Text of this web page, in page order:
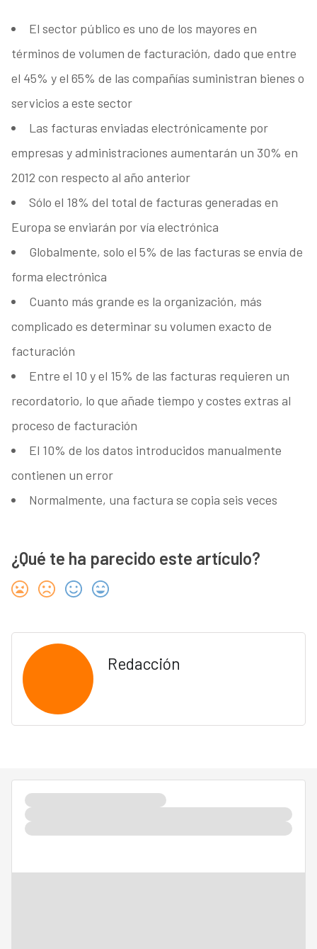
El sector público es uno de los mayores en
términos de volumen de facturación, dado que entre
el 45% y el 65% de las compañías suministran bienes o
servicios a este sector
Las facturas enviadas electrónicamente por
empresas y administraciones aumentarán un 30% en
2012 con respecto al año anterior
Sólo el 18% del total de facturas generadas en
Europa se enviarán por vía electrónica
Globalmente, solo el 5% de las facturas se envía de
forma electrónica
Cuanto más grande es la organización, más
complicado es determinar su volumen exacto de
facturación
Entre el 10 y el 15% de las facturas requieren un
recordatorio, lo que añade tiempo y costes extras al
proceso de facturación
El 10% de los datos introducidos manualmente
contienen un error
Normalmente, una factura se copia seis veces
¿Qué te ha parecido este artículo?
Redacción